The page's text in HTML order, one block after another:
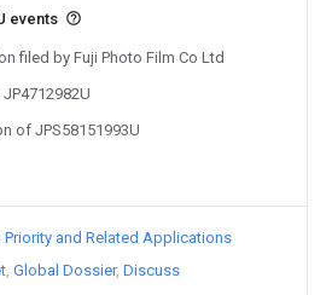
events
filed by Fuji Photo Film Co Ltd
of JPS58151993U
Priority and Related Applications
Global Dossier Discuss